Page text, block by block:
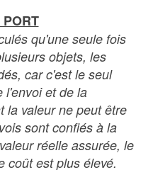
qu'une seule fois
objets, les
car c'est le seul
l'envoi et de la
la valeur ne peut être
sont confiés à la
réelle assurée, le
coût est plus élevé.